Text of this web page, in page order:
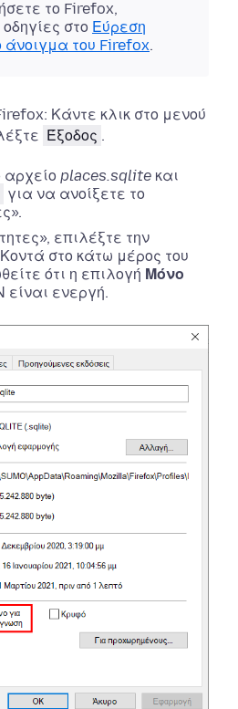
το Firefox,
στο Εύρεση
άνοιγμα του Firefox.
Κάντε κλικ στο μενού
Έξοδος .
αρχείο places.sqlite και
για να ανοίξετε το
επιλέξτε την
στο κάτω μέρος του
ότι η επιλογή Μόνο
είναι ενεργή.